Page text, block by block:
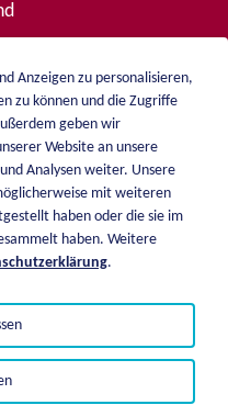
Z
mich
Anzeigen zu personalisieren,
zu können und die Zugriffe
geben wir
Website an unsere
Analysen weiter. Unsere
mit weiteren
haben oder die sie im
haben. Weitere
.